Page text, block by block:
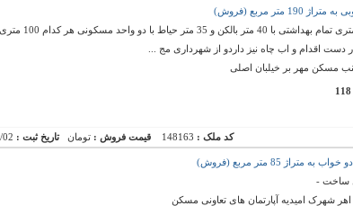
متر مربع (فروش)
فروش یک سالن 190
دست اقدام و اب چاه نیز داردو از شهرداری مج ...
مسکن مهر بر خیلبان اصلی
کد ملک : 148163 قیمت فروش : تومانتاریخ ثبت : 02
متراژ 85 متر مربع (فروش)
ساخت -
شهرک امیدیه آپارتمان های تعاونی مسکن